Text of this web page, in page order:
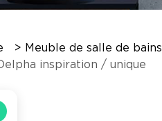
Meuble de salle de bains
inspiration / unique